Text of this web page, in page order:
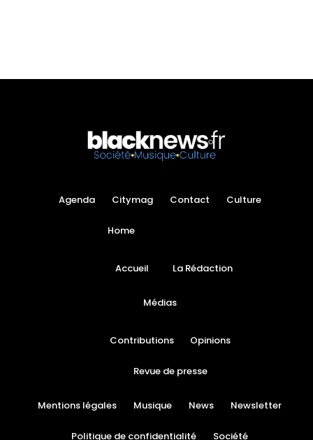
Agenda Citymag Contact Culture
Home
Accueil La Rédaction
Médias
Contributions Opinions
Revue de presse
Mentions légales Musique News Newsletter
Politique de confidentialité Société